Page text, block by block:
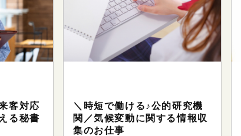
客対応
る秘書
＼時短で働ける♪公的研究機
関／気候変動に関する情報収
集のお仕事